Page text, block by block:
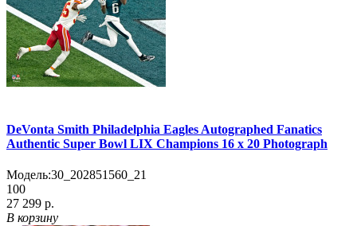
DeVonta Smith Philadelphia Eagles Autographed Fanatics
Authentic Super Bowl LIX Champions 16 x 20 Photograph
Модель:30_202851560_21
100
27 299 р.
В корзину